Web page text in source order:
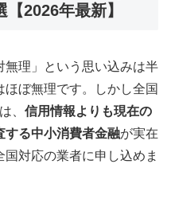
2026年最新】
無理」という思い込みは半
ぼ無理です。しかし全国
、 信用情報よりも現在の
する中小消費者金融が実在
対応の業者に申し込めま